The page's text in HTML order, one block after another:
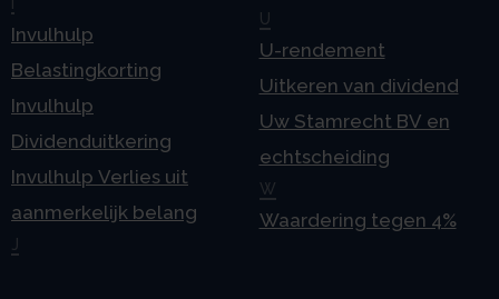
Invulhulp
Belastingkorting
Invulhulp
Dividenduitkering
Invulhulp Verlies uit
aanmerkelijk belang
J
U
U-rendement
Uitkeren van dividend
Uw Stamrecht BV en
echtscheiding
W
Waardering tegen 4%